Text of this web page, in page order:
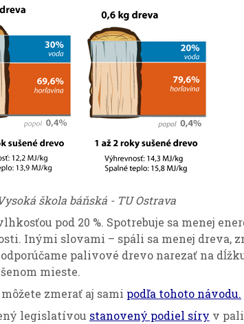
škola báňská - TU Ostrava
pod 20 %. Spotrebuje sa menej
Inými slovami – spáli sa menej dreva,
palivové drevo narezať na
mieste.
zmerať aj sami podľa tohoto návodu.
legislatívou stanovený podiel síry v